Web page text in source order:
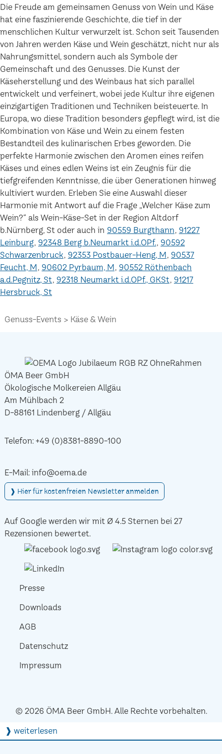
Die Freude am gemeinsamen Genuss von Wein und Käse
hat eine faszinierende Geschichte, die tief in der
menschlichen Kultur verwurzelt ist. Schon seit Tausenden
von Jahren werden Käse und Wein geschätzt, nicht nur als
Nahrungsmittel, sondern auch als Symbole der
Gemeinschaft und des Genusses. Die Kunst der
Käseherstellung und des Weinbaus hat sich parallel
entwickelt und verfeinert, wobei jede Kultur ihre eigenen
einzigartigen Traditionen und Techniken beisteuerte. In
Europa, wo diese Tradition besonders gepflegt wird, ist die
Kombination von Käse und Wein zu einem festen
Bestandteil des kulinarischen Erbes geworden. Die
perfekte Harmonie zwischen den Aromen eines reifen
Käses und eines edlen Weins ist ein Zeugnis für die
tiefgreifenden Kenntnisse, die über Generationen hinweg
kultiviert wurden. Erleben Sie eine Auswahl dieser
Harmonie mit Antwort auf die Frage „Welcher Käse zum
Wein?“ als Wein-Käse-Set in der Region Altdorf
b.Nürnberg, St oder auch in 90559 Burgthann 91227
Leinburg 92348 Berg b.Neumarkt i.d.OPf. 90592
Schwarzenbruck 92353 Postbauer-Heng, M 90537
Feucht, M 90602 Pyrbaum, M 90552 Röthenbach
a.d.Pegnitz, St 92318 Neumarkt i.d.OPf., GKSt 91217
Hersbruck, St
Genuss-Events Käse & Wein
ÖMA Beer GmbH
Ökologische Molkereien Allgäu
Am Mühlbach 2
D-88161 Lindenberg / Allgäu
Telefon: +49 (0)8381-8890-100
E-Mail: info@oema.de
❱ Hier für kostenfreien Newsletter anmelden
Auf Google werden wir mit Ø 4.5 Sternen bei 27
Rezensionen bewertet.
Presse
Downloads
AGB
Datenschutz
Impressum
© 2026 ÖMA Beer GmbH. Alle Rechte vorbehalten.
❱ weiterlesen